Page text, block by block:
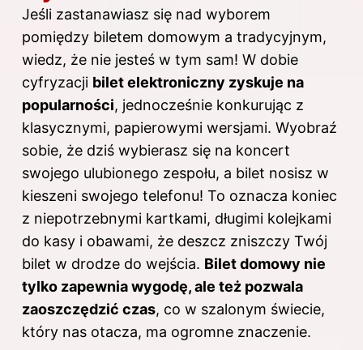
Jeśli zastanawiasz się nad wyborem
pomiędzy biletem domowym a tradycyjnym,
wiedz, że nie jesteś w tym sam! W dobie
cyfryzacji bilet elektroniczny zyskuje na
popularności, jednocześnie konkurując z
klasycznymi, papierowymi wersjami. Wyobraź
sobie, że dziś wybierasz się na koncert
swojego ulubionego zespołu, a bilet nosisz w
kieszeni swojego telefonu! To oznacza koniec
z niepotrzebnymi kartkami, długimi kolejkami
do kasy i obawami, że deszcz zniszczy Twój
bilet w drodze do wejścia. Bilet domowy nie
tylko zapewnia wygodę, ale też pozwala
zaoszczędzić czas, co w szalonym świecie,
który nas otacza, ma ogromne znaczenie.